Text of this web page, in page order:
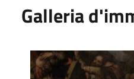
Galleria
Martirio di Santa Caterina